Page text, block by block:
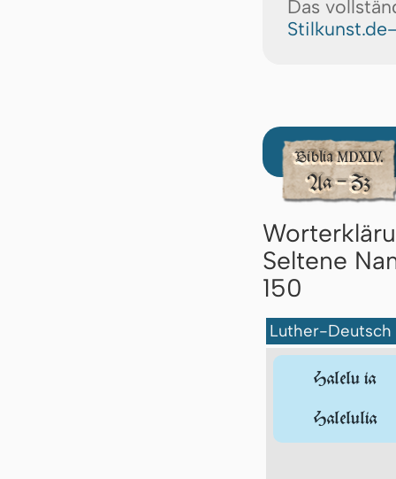
Das
Seltene
150
Luther-Deutsch
Halelu ia
Halelulia